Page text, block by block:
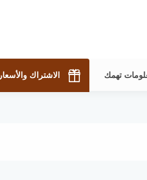
تهمك الاشتراك والأسعار